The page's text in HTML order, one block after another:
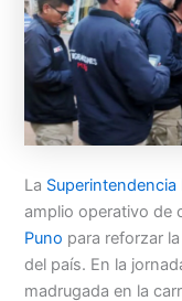
La
amplio operativo de
Puno para reforzar
del país. En la
madrugada en la